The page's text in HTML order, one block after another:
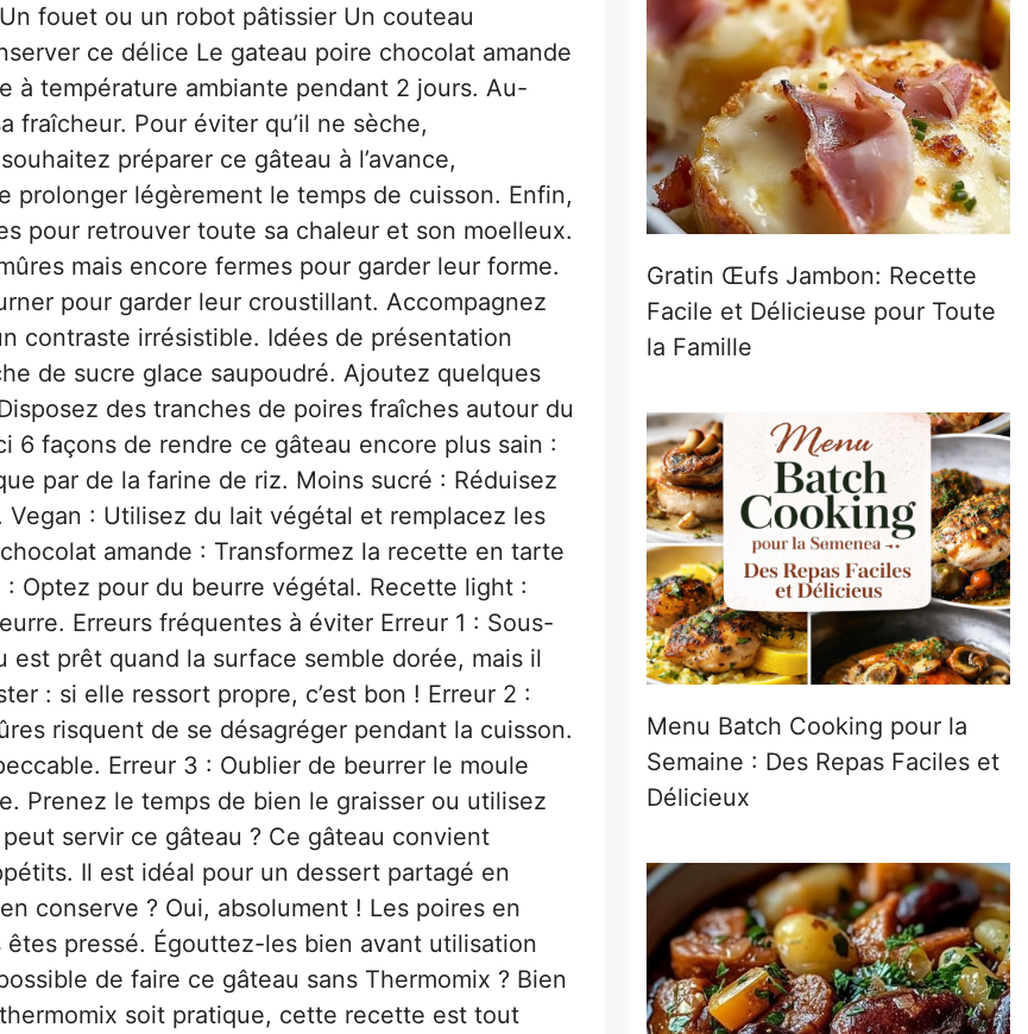
fouet ou un robot pâtissier Un couteau
ce délice Le gateau poire chocolat amande
à température ambiante pendant 2 jours. Au-
fraîcheur. Pour éviter qu’il ne sèche,
préparer ce gâteau à l’avance,
légèrement le temps de cuisson. Enfin,
pour retrouver toute sa chaleur et son moelleux.
mais encore fermes pour garder leur forme.
pour garder leur croustillant. Accompagnez
contraste irrésistible. Idées de présentation
de sucre glace saupoudré. Ajoutez quelques
des tranches de poires fraîches autour du
6 façons de rendre ce gâteau encore plus sain :
par de la farine de riz. Moins sucré : Réduisez
: Utilisez du lait végétal et remplacez les
amande : Transformez la recette en tarte
Optez pour du beurre végétal. Recette light :
Erreurs fréquentes à éviter Erreur 1 : Sous-
prêt quand la surface semble dorée, mais il
: si elle ressort propre, c’est bon ! Erreur 2 :
risquent de se désagréger pendant la cuisson.
Erreur 3 : Oublier de beurrer le moule
Prenez le temps de bien le graisser ou utilisez
servir ce gâteau ? Ce gâteau convient
Il est idéal pour un dessert partagé en
conserve ? Oui, absolument ! Les poires en
pressé. Égouttez-les bien avant utilisation
de faire ce gâteau sans Thermomix ? Bien
soit pratique, cette recette est tout
Gratin Œufs Jambon: Recette
Facile et Délicieuse pour Toute
la Famille
Menu Batch Cooking pour la
Semaine : Des Repas Faciles et
Délicieux